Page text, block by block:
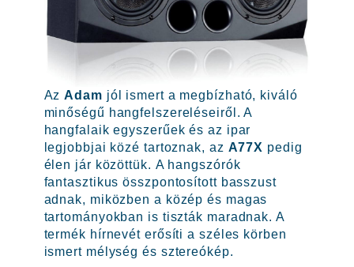
AzAdam jól ismert a megbízható, kiváló
minőségű hangfelszereléseiről. A
hangfalaik egyszerűek és az ipar
legjobbjai közé tartoznak, az A77X pedig
élen jár közöttük. A hangszórók
fantasztikus összpontosított basszust
adnak, miközben a közép és magas
tartományokban is tiszták maradnak. A
termék hírnevét erősíti a széles körben
ismert mélység és sztereókép.